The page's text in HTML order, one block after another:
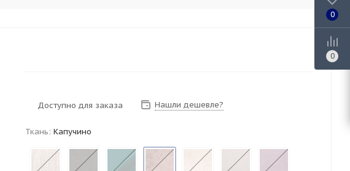
Доступно для заказа Нашли дешевле?
Ткань: Капучино
0
0